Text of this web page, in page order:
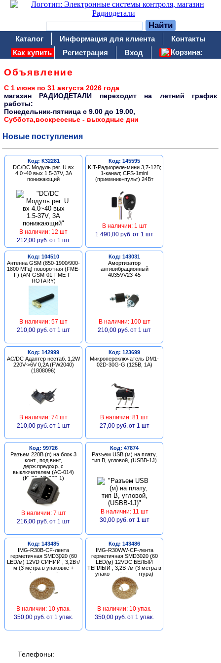
Каталог Информация для клиента
Контакты
Как купить
Регистрация Вход Корзина:
Объявление
С 1 июня по 31 августа 2026 года
магазин РАДИОДЕТАЛИ переходит на летний график
работы:
Понедельник-пятница c 9.00 до 19.00,
Суббота,воскресенье - выходные дни
Новые поступления
Код: К32281
DC/DC Модуль рег. U вх
4.0~40 вых 1.5-37V, 3A
понижающий
В наличии: 12 шт
212,00 руб. от 1 шт
Код: 145595
KIT-Радиореле-мини 3,7-12В;
1-канал; CFS-1mini
(приемник+пульт) 24Вт
В наличии: 1 шт
1 490,00 руб. от 1 шт
Код: 104510
Антенна GSM (850-1900/900-
1800 МГц) поворотная (FME-
F) (AN-GSM-01-FME-F-
ROTARY)
В наличии: 57 шт
210,00 руб. от 1 шт
Код: 143031
Амортизатор
антивибрационный
4035VV23-45
В наличии: 100 шт
210,00 руб. от 1 шт
Код: 142999
AC/DC Адаптер нестаб. 1,2W
220V->6V 0,2A (FW2040)
(1808096)
В наличии: 74 шт
210,00 руб. от 1 шт
Код: 123699
Микропереключатель DM1-
02D-30G-G (125В, 1А)
В наличии: 81 шт
27,00 руб. от 1 шт
Код: 99726
Разъем 220В (п) на блок 3
конт., под винт,
держ.предохр.,с
выключателем (AC-014)
(KLS1-AS-303-1)
В наличии: 7 шт
216,00 руб. от 1 шт
Код: 47874
Разъем USB (м) на плату,
тип В, угловой, (USBB-1J)
В наличии: 11 шт
30,00 руб. от 1 шт
Код: 143485
IMG-R30B-CF-лента
герметичная SMD3020 (60
LED/м) 12VD СИНИЙ , 3,2Вт/
м (3 метра в упаковке +
фурнитура)
В наличии: 10 упак.
350,00 руб. от 1 упак.
Код: 143486
IMG-R30WW-CF-лента
герметичная SMD3020 (60
LED/м) 12VDC БЕЛЫЙ
ТЕПЛЫЙ , 3,2Вт/м (3 метра в
упаковке + фурнитура)
В наличии: 10 упак.
350,00 руб. от 1 упак.
Телефоны: